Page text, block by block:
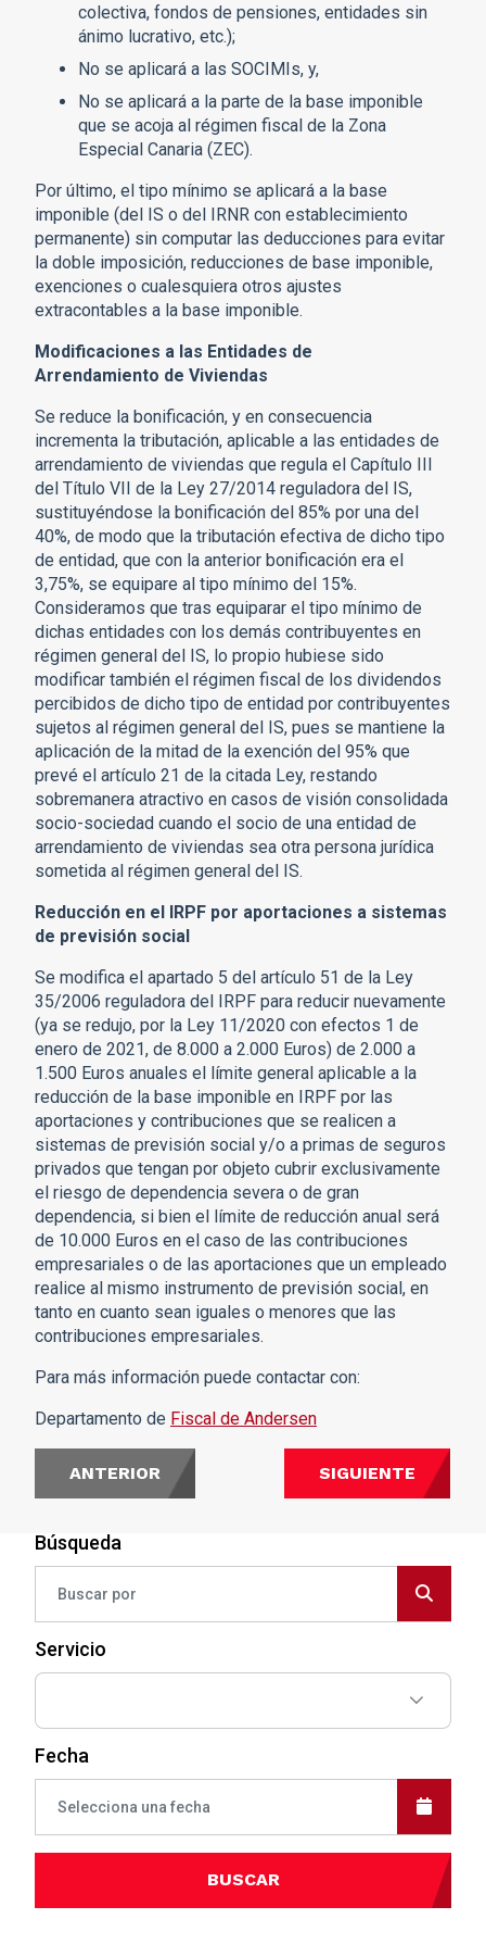
Búsqueda
Servicio
Fecha
BUSCAR
colectiva, fondos de pensiones, entidades sin
ánimo lucrativo, etc.);
No se aplicará a las SOCIMIs, y,
No se aplicará a la parte de la base imponible
que se acoja al régimen fiscal de la Zona
Especial Canaria (ZEC).
Por último, el tipo mínimo se aplicará a la base
imponible (del IS o del IRNR con establecimiento
permanente) sin computar las deducciones para evitar
la doble imposición, reducciones de base imponible,
exenciones o cualesquiera otros ajustes
extracontables a la base imponible.
Modificaciones a las Entidades de
Arrendamiento de Viviendas
Se reduce la bonificación, y en consecuencia
incrementa la tributación, aplicable a las entidades de
arrendamiento de viviendas que regula el Capítulo III
del Título VII de la Ley 27/2014 reguladora del IS,
sustituyéndose la bonificación del 85% por una del
40%, de modo que la tributación efectiva de dicho tipo
de entidad, que con la anterior bonificación era el
3,75%, se equipare al tipo mínimo del 15%.
Consideramos que tras equiparar el tipo mínimo de
dichas entidades con los demás contribuyentes en
régimen general del IS, lo propio hubiese sido
modificar también el régimen fiscal de los dividendos
percibidos de dicho tipo de entidad por contribuyentes
sujetos al régimen general del IS, pues se mantiene la
aplicación de la mitad de la exención del 95% que
prevé el artículo 21 de la citada Ley, restando
sobremanera atractivo en casos de visión consolidada
socio-sociedad cuando el socio de una entidad de
arrendamiento de viviendas sea otra persona jurídica
sometida al régimen general del IS.
Reducción en el IRPF por aportaciones a sistemas
de previsión social
Se modifica el apartado 5 del artículo 51 de la Ley
35/2006 reguladora del IRPF para reducir nuevamente
(ya se redujo, por la Ley 11/2020 con efectos 1 de
enero de 2021, de 8.000 a 2.000 Euros) de 2.000 a
1.500 Euros anuales el límite general aplicable a la
reducción de la base imponible en IRPF por las
aportaciones y contribuciones que se realicen a
sistemas de previsión social y/o a primas de seguros
privados que tengan por objeto cubrir exclusivamente
el riesgo de dependencia severa o de gran
dependencia, si bien el límite de reducción anual será
de 10.000 Euros en el caso de las contribuciones
empresariales o de las aportaciones que un empleado
realice al mismo instrumento de previsión social, en
tanto en cuanto sean iguales o menores que las
contribuciones empresariales.
Para más información puede contactar con:
Departamento de Fiscal de Andersen
ANTERIOR SIGUIENTE